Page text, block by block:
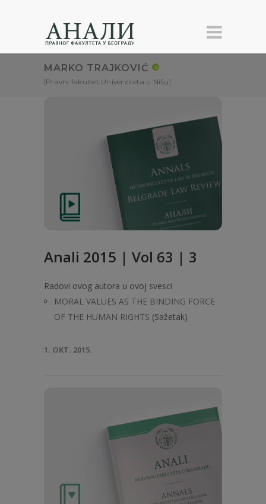
MARKO TRAJKOVIĆ
[Pravni fakultet Univerziteta u Nišu]
Anali 2015 | Vol 63 | 3
Radovi ovog autora u ovoj svesci
MORAL VALUES AS THE BINDING FORCE
OF THE HUMAN RIGHTS (Sažetak)
1. OKT. 2015.